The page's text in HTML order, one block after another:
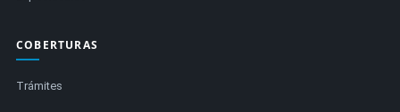
COBERTURAS
Trámites